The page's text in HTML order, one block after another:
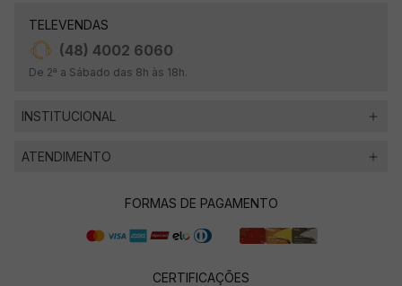
TELEVENDAS
(48) 4002 6060
De 2ª a Sábado das 8h às 18h.
INSTITUCIONAL
ATENDIMENTO
FORMAS DE PAGAMENTO
CERTIFICAÇÕES